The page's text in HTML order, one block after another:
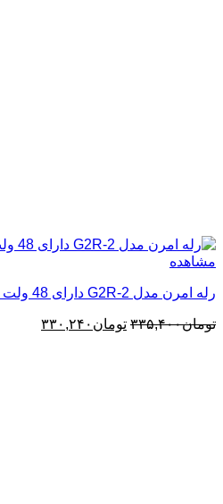
مشاهده
رله امرن مدل G2R-2 دارای 48 ولت 5 آمپر 8 پین
تومان۳۳۵,۴۰۰ قیمت
تومان ۳۳۰,۲۴۰قیمت